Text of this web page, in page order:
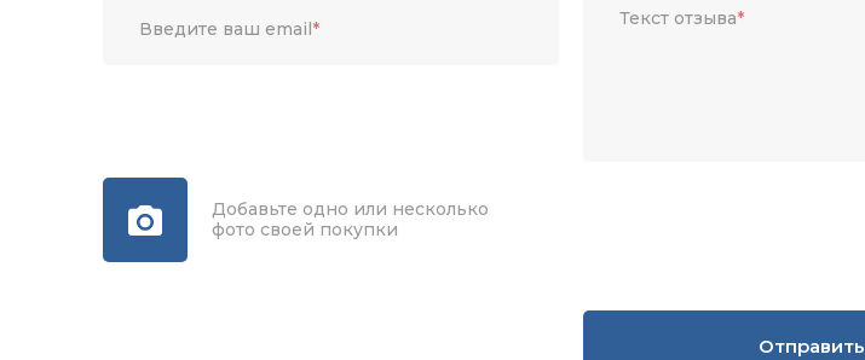
Введите ваш email* Текст отзыва*
Добавьте одно или несколько
фото своей покупки
Отправить